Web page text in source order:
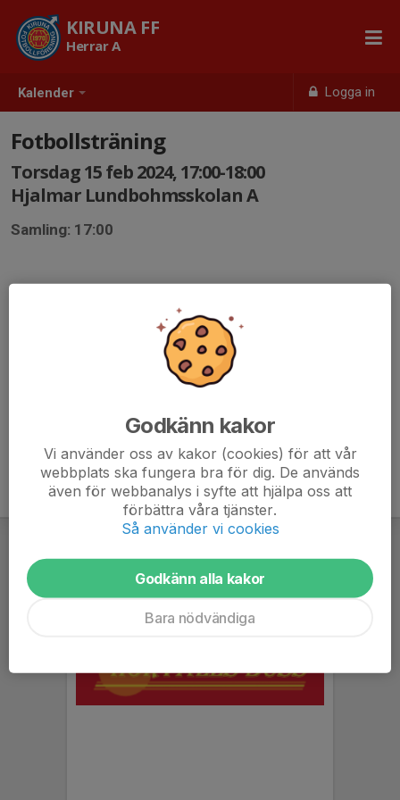
Kalender Logga in
KIRUNA FF
Herrar A
Fotbollsträning
Torsdag 15 feb 2024, 17:00-18:00
Hjalmar Lundbohmsskolan A
Samling: 17:00
Godkänn kakor
Vi använder oss av kakor (cookies) för att vår
webbplats ska fungera bra för dig. De används
även för webbanalys i syfte att hjälpa oss att
förbättra våra tjänster.
Så använder vi cookies
Godkänn alla kakor
Bara nödvändiga